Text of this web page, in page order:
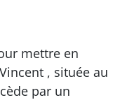
mettre en
, située au
par un